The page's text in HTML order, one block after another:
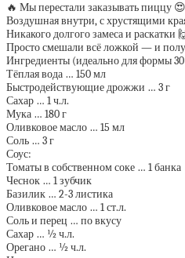
🔥 Мы перестали заказывать пиццу
Воздушная внутри, с хрустящими
Никакого долгого замеса и раскатки
Просто смешали всё ложкой — и
Ингредиенты (идеально для формы
Тёплая вода … 150 мл
Быстродействующие дрожжи … 3 г
Сахар … 1 ч.л.
Мука … 180 г
Оливковое масло … 15 мл
Соль … 3 г
Соус:
Томаты в собственном соке … 1 банка
Чеснок … 1 зубчик
Базилик … 2-3 листика
Оливковое масло … 1 ст.л.
Соль и перец … по вкусу
Сахар … ½ ч.л.
Орегано … ½ ч.л.